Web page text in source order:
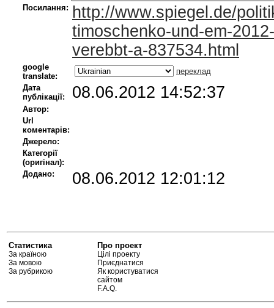
Посилання:
http://www.spiegel.de/
timoschenko-und-em-
verebbt-a-837534.html
google
translate:
переклад
Дата
публікації:
08.06.2012 14:52:37
Автор:
Url
коментарів:
Джерело:
Категорії
(оригінал):
Додано:
08.06.2012 12:01:12
Статистика
За країною
За мовою
За рубрикою
Про проект
Цілі проекту
Приєднатися
Як користуватися
сайтом
F.A.Q.